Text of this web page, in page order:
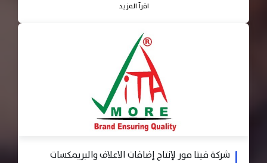
اقرأ المزيد
شركة فيتا مور لإنتاج إضافات الاعلاف والبريمكسات